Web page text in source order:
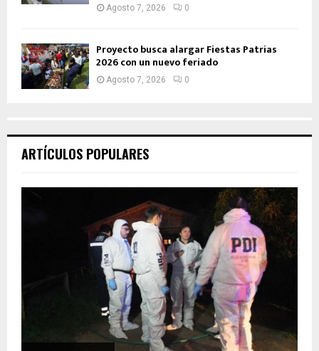
Agosto 7, 2026 0
Proyecto busca alargar Fiestas Patrias
2026 con un nuevo feriado
Agosto 7, 2026 0
ARTÍCULOS POPULARES